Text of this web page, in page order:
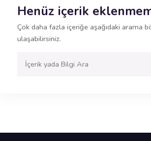
Henüz içerik
Çok daha fazla içeriğe aşağıdaki arama
ulaşabilirsiniz.